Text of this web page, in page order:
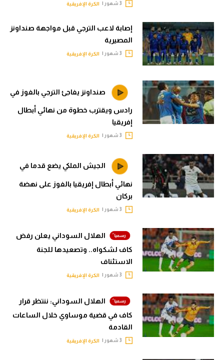
الكرة الإفريقية
إصابة لاعب الترجي قبل مواجهة صنداونز
المصيرية
الكرة الإفريقية
صنداونز يفاجئ الترجي بالفوز في
رادس ويقترب خطوة من نهائي أبطال
إفريقيا
الكرة الإفريقية
الجيش الملكي يضع قدما في
نهائي أبطال إفريقيا بالفوز على نهضة
بركان
الكرة الإفريقية
الهلال السوداني يعلن رفض
كاف لشكواه.. وتصعيدها للجنة
الاستئناف
الكرة الإفريقية
الهلال السوداني: ننتظر قرار
كاف في قضية موساوي خلال الساعات
القادمة
الكرة الإفريقية